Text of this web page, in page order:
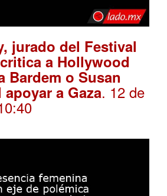
jurado del Festival
a Hollywood
Bardem o Susan
a Gaza. 12 de